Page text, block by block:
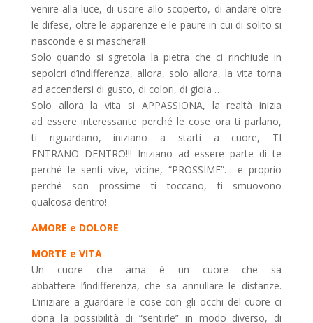
venire alla luce, di uscire allo scoperto, di andare oltre
le difese, oltre le apparenze e le paure in cui di solito si
nasconde e si maschera!!
Solo quando si sgretola la pietra che ci rinchiude in
sepolcri d’indifferenza, allora, solo allora, la vita torna
ad accendersi di gusto, di colori, di gioia …
Solo allora la vita si APPASSIONA, la realtà inizia
ad essere interessante perché le cose ora ti parlano,
ti riguardano, iniziano a starti a cuore, TI
ENTRANO DENTRO!!! Iniziano ad essere parte di te
perché le senti vive, vicine, “PROSSIME”… e proprio
perché son prossime ti toccano, ti smuovono
qualcosa dentro!
AMORE e DOLORE
MORTE e VITA
Un cuore che ama è un cuore che sa
abbattere l’indifferenza, che sa annullare le distanze.
L’iniziare a guardare le cose con gli occhi del cuore ci
dona la possibilità di “sentirle” in modo diverso, di